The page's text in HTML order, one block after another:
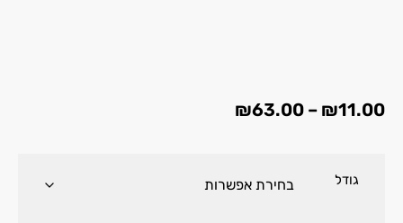
₪11.00
–
₪63.00
גודל